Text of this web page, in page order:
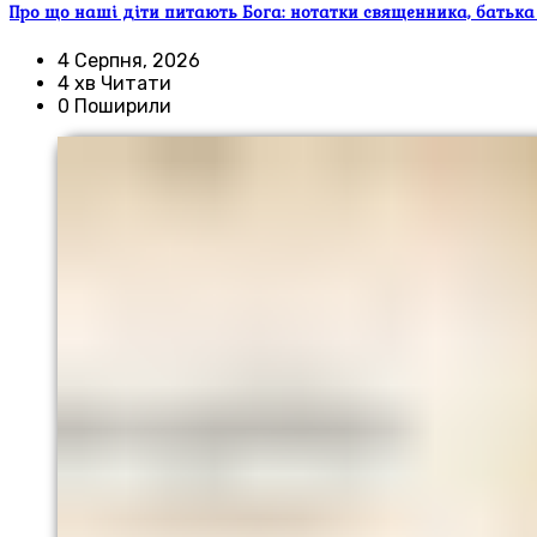
Про що наші діти питають Бога: нотатки священника,
4 Серпня, 2026
4 хв Читати
0 Поширили